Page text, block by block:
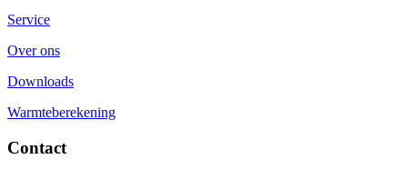
Service
Over ons
Downloads
Warmteberekening
Contact